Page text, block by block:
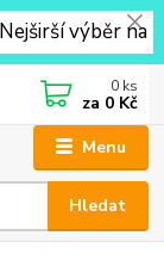
výběr
Menu
Hledat
0 ks
za 0 Kč